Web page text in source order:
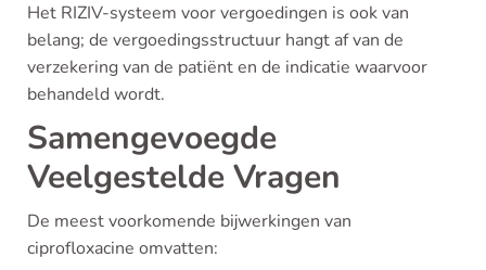
Het RIZIV-systeem voor vergoedingen is ook van
belang; de vergoedingsstructuur hangt af van de
verzekering van de patiënt en de indicatie waarvoor
behandeld wordt.
Samengevoegde
Veelgestelde Vragen
De meest voorkomende bijwerkingen van
ciprofloxacine omvatten: